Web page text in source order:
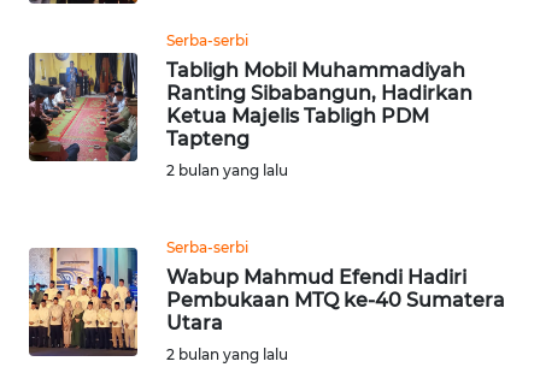
Serba-serbi
Tabligh Mobil Muhammadiyah
Ranting Sibabangun, Hadirkan
Ketua Majelis Tabligh PDM
Tapteng
2 bulan yang lalu
Serba-serbi
Wabup Mahmud Efendi Hadiri
Pembukaan MTQ ke-40 Sumatera
Utara
2 bulan yang lalu
PURWAKARTA
WN
PRIANGAN
SEMARANG
WN
SOLO